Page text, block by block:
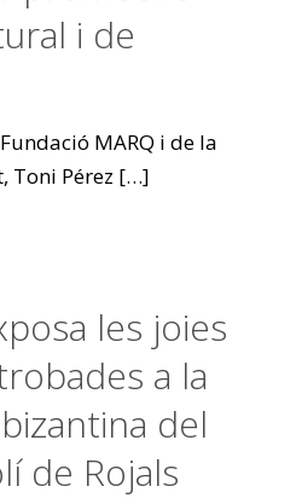
i de
MARQ i de la
Toni Pérez […]
les joies
a la
del
de Rojals